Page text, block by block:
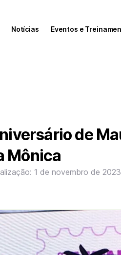
Notícias Eventos e
de
Mônica
1 de novembro de 2023